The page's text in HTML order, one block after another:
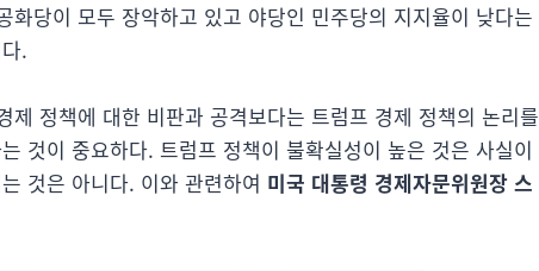
당이 모두 장악하고 있고 야당인 민주당의 지지율이 낮다는
.
정책에 대한 비판과 공격보다는 트럼프 경제 정책의 논리를
것이 중요하다. 트럼프 정책이 불확실성이 높은 것은 사실이
것은 아니다. 이와 관련하여 미국 대통령 경제자문위원장 스